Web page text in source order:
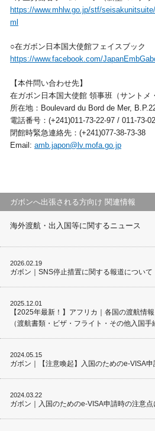
https://www.mhlw.go.jp/stf/
ml
○在ガボン日本国大使館フェイスブック
https://www.facebook.com/
【本件問い合わせ先】
在ガボン日本国大使館 領事班（サントメ
所在地：Boulevard du Bord de Mer,
電話番号：(+241)011-73-22-97 / 011-73-
閉館時緊急連絡先：(+241)077-38-73-38
Email: amb.japon@lv.mofa.go.jp
ガボンへ出張される方向け 関連情報
海外渡航・出入国等に関するニュース
2026.02.19
ガボン｜SNS停止措置に関する報道について
2025.12.01
【2025年最新！】アフリカ｜各国の渡航情
（渡航書類・ビザ・フライト・その他入国手
2024.05.15
ガボン｜【注意喚起】入国のためのe-VISA
2024.03.22
ガボン｜入国のためのe-VISA申請時の注意点